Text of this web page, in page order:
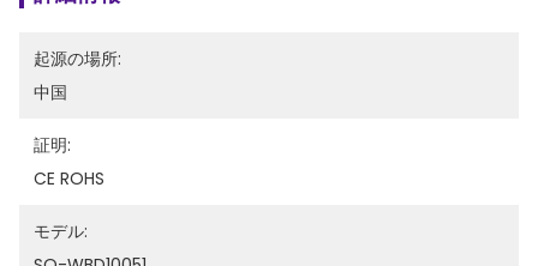
起源の場所:
中国
証明:
CE ROHS
モデル: